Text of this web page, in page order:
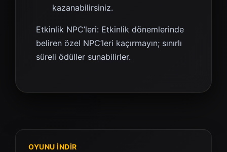
kazanabilirsiniz.
Etkinlik NPC’leri: Etkinlik dönemlerinde
beliren özel NPC’leri kaçırmayın; sınırlı
süreli ödüller sunabilirler.
OYUNU İNDİR